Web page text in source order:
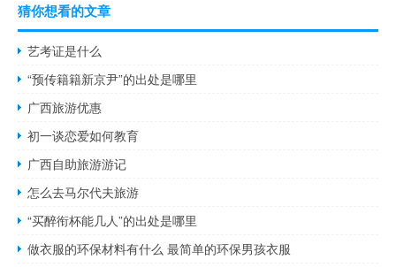
猜你想看的文章
艺考证是什么
“预传籍籍新京尹”的出处是哪里
广西旅游优惠
初一谈恋爱如何教育
广西自助旅游游记
怎么去马尔代夫旅游
“买醉衔杯能几人”的出处是哪里
做衣服的环保材料有什么 最简单的环保男孩衣服